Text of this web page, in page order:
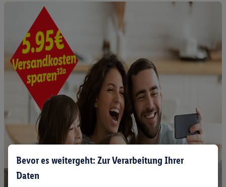
Bevor es weitergeht: Zur Verarbeitung Ihrer
Daten